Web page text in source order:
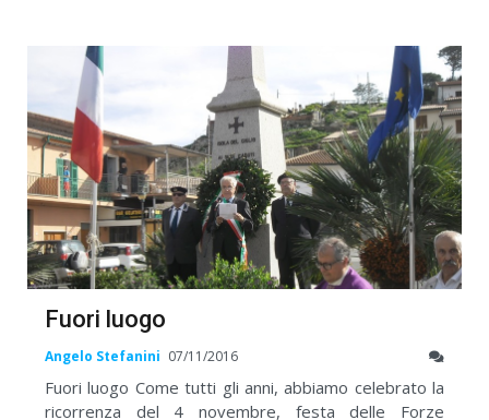
Fuori luogo
Angelo Stefanini 07/11/2016
Fuori luogo Come tutti gli anni, abbiamo celebrato la
ricorrenza del 4 novembre, festa delle Forze